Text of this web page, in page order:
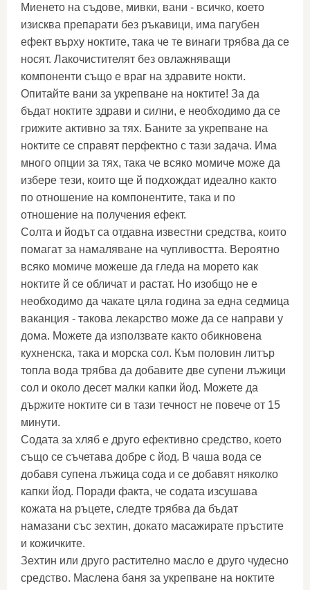
Миенето на съдове, мивки, вани - всичко, което
изисква препарати без ръкавици, има пагубен
ефект върху ноктите, така че те винаги трябва да се
носят. Лакочистителят без овлажняващи
компоненти също е враг на здравите нокти.
Опитайте вани за укрепване на ноктите! За да
бъдат ноктите здрави и силни, е необходимо да се
грижите активно за тях. Баните за укрепване на
ноктите се справят перфектно с тази задача. Има
много опции за тях, така че всяко момиче може да
избере тези, които ще й подхождат идеално както
по отношение на компонентите, така и по
отношение на получения ефект.
Солта и йодът са отдавна известни средства, които
помагат за намаляване на чупливостта. Вероятно
всяко момиче можеше да гледа на морето как
ноктите й се обличат и растат. Но изобщо не е
необходимо да чакате цяла година за една седмица
ваканция - такова лекарство може да се направи у
дома. Можете да използвате както обикновена
кухненска, така и морска сол. Към половин литър
топла вода трябва да добавите две супени лъжици
сол и около десет малки капки йод. Можете да
държите ноктите си в тази течност не повече от 15
минути.
Содата за хляб е друго ефективно средство, което
също се съчетава добре с йод. В чаша вода се
добавя супена лъжица сода и се добавят няколко
капки йод. Поради факта, че содата изсушава
кожата на ръцете, следте трябва да бъдат
намазани със зехтин, докато масажирате пръстите
и кожичките.
Зехтин или друго растително масло е друго чудесно
средство. Маслена баня за укрепване на ноктите